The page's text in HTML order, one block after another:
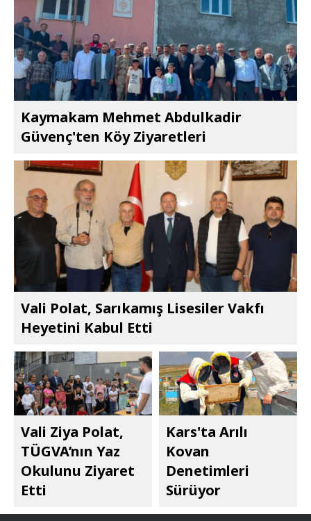
Kaymakam Mehmet Abdulkadir
Güvenç'ten Köy Ziyaretleri
Vali Polat, Sarıkamış Lisesiler Vakfı
Heyetini Kabul Etti
Vali Ziya Polat,
TÜGVA’nın Yaz
Okulunu Ziyaret
Etti
Kars'ta Arılı
Kovan
Denetimleri
Sürüyor